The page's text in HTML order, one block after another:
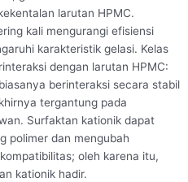
larutan HPMC.
kali mengurangi efisiensi
karakteristik gelasi. Kelas
dengan larutan HPMC:
berinteraksi secara stabil
tergantung pada
Surfaktan kationik dapat
polimer dan mengubah
oleh karena itu,
kationik hadir.